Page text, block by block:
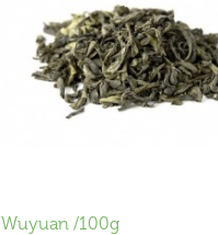
Wuyuan /100g